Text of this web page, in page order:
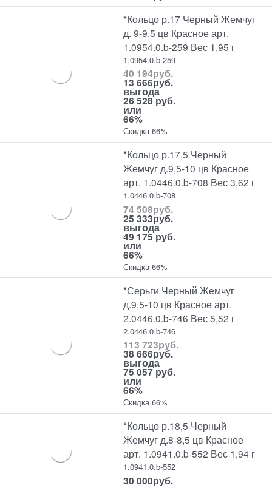
*Кольцо р.17 Черный Жемчуг
д. 9-9,5 цв Красное арт.
1.0954.0.b-259 Вес 1,95 г
1.0954.0.b-259
40 194руб.
13 666руб.
выгода
26 528 руб.
или
66%
Скидка 66%
*Кольцо р.17,5 Черный
Жемчуг д.9,5-10 цв Красное
арт. 1.0446.0.b-708 Вес 3,62 г
1.0446.0.b-708
74 508руб.
25 333руб.
выгода
49 175 руб.
или
66%
Скидка 66%
*Серьги Черный Жемчуг
д.9,5-10 цв Красное арт.
2.0446.0.b-746 Вес 5,52 г
2.0446.0.b-746
113 723руб.
38 666руб.
выгода
75 057 руб.
или
66%
Скидка 66%
*Кольцо р.18,5 Черный
Жемчуг д.8-8,5 цв Красное
арт. 1.0941.0.b-552 Вес 1,94 г
1.0941.0.b-552
30 000руб.